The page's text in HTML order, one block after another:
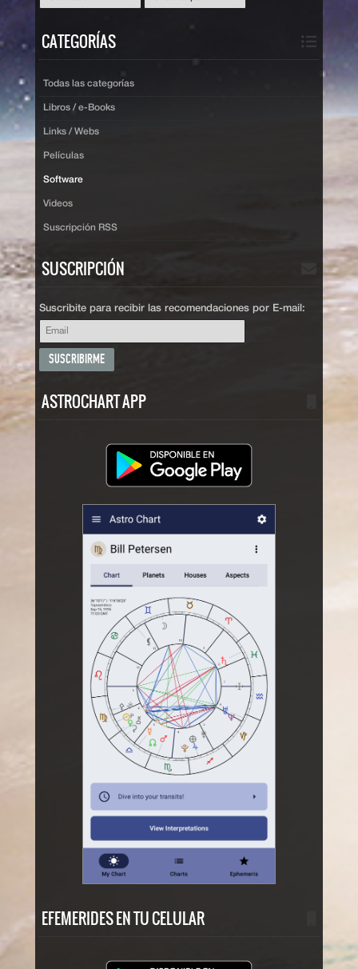
CATEGORÍAS
Todas las categorías
Libros / e-Books
Links / Webs
Películas
Software
Videos
Suscripción RSS
SUSCRIPCIÓN
Suscribite para recibir las recomendaciones por E-mail:
ASTROCHART APP
EFEMERIDES EN TU CELULAR